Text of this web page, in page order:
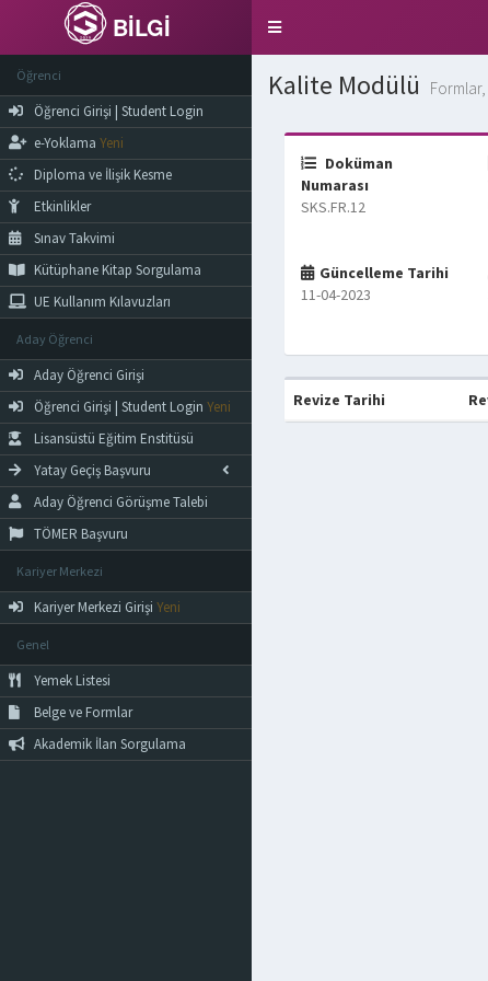
BİLGİ
Toggle
Öğrenci
Öğrenci Girişi | Student Login
e-Yoklama Yeni
Diploma ve İlişik Kesme
Etkinlikler
Sınav Takvimi
Kütüphane Kitap Sorgulama
UE Kullanım Kılavuzları
Aday Öğrenci
Aday Öğrenci Girişi
Öğrenci Girişi | Student Login Yeni
Lisansüstü Eğitim Enstitüsü
Yatay Geçiş Başvuru
Aday Öğrenci Görüşme Talebi
TÖMER Başvuru
Kariyer Merkezi
Kariyer Merkezi Girişi Yeni
Genel
Yemek Listesi
Belge ve Formlar
Akademik İlan Sorgulama
Kalite Modülü Formlar,
Doküman
Numarası
SKS.FR.12
Güncelleme Tarihi
11-04-2023
Revize Tarihi